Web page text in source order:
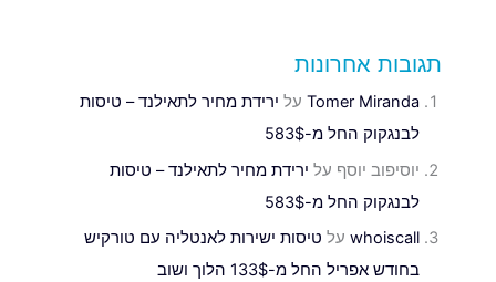
תגובות אחרונות
Tomer Miranda על ירידת מחיר לתאילנד – טיסות
לבנגקוק החל מ-583$
יוסיפוב יוסף על ירידת מחיר לתאילנד – טיסות
לבנגקוק החל מ-583$
whoiscall על טיסות ישירות לאנטליה עם טורקיש
בחודש אפריל החל מ-133$ הלוך ושוב